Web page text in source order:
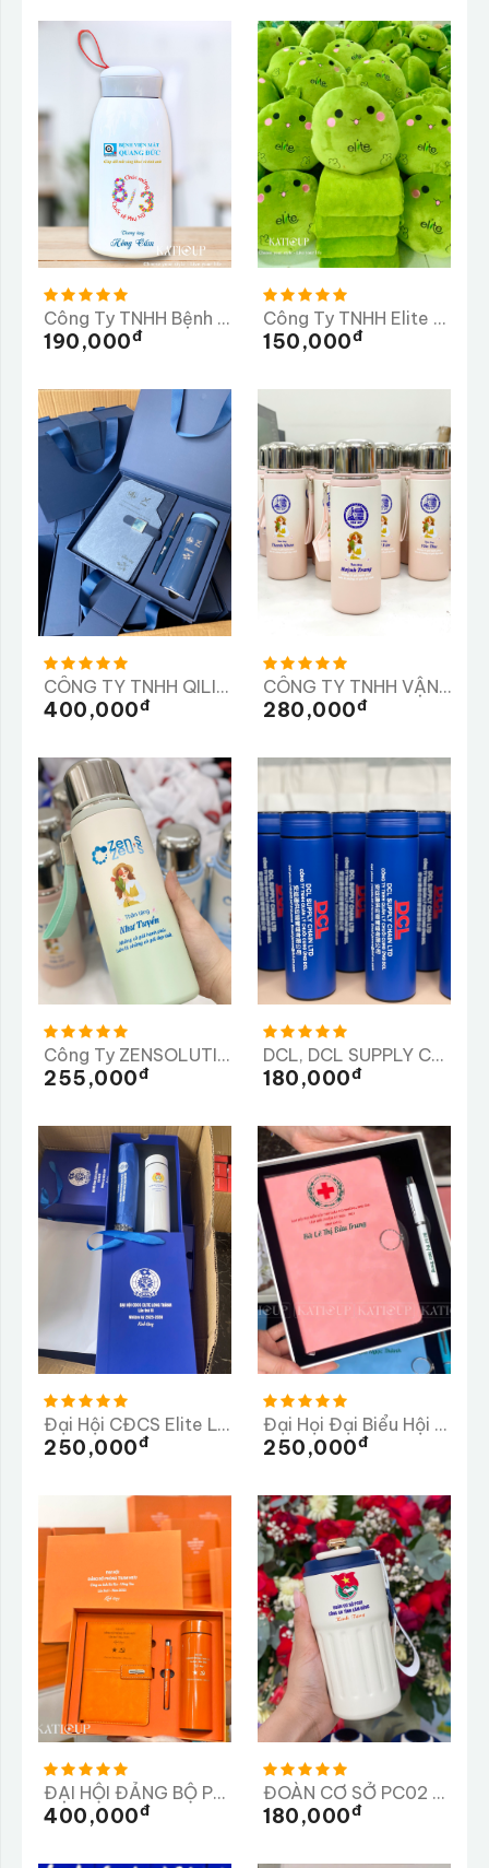
Công Ty TNHH Bệnh Viện Mắt Quang Đức
190,000Đ
Công Ty TNHH Elite Long Thành
150,000Đ
CÔNG TY TNHH QILII, CÔNG Y TNHH SX TM VÀ DV XYTASO
400,000Đ
CÔNG TY TNHH VẬN TẢI VÀ XÂY DỰNG TRÀ MY
280,000Đ
Công Ty ZENSOLUTION
255,000Đ
DCL, DCL SUPPLY CHAIN LTD, Công Ty TNHH Quản Lý Chuỗi Cung Ứng DCL
180,000Đ
Đại Hội CĐCS Elite Long Thành Lần Thứ 3 Nhiệm Kỳ 2025-2026
250,000Đ
Đại Họi Đại Biểu Hội Chữ Thập Đỏ Phường Phú Lâm
250,000Đ
ĐẠI HỘI ĐẢNG BỘ PHÒNG THAM MƯU
400,000Đ
ĐOÀN CƠ SỞ PC02 CÔNG AN TỈNH LÂM ĐỒNG
180,000Đ